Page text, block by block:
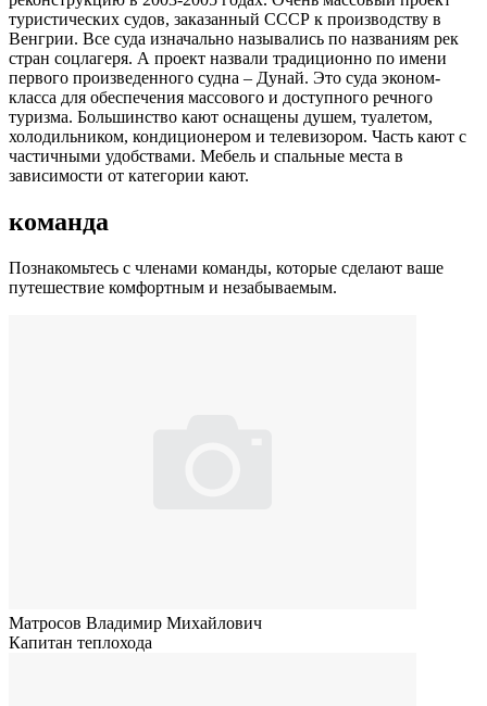
туристических судов, заказанный СССР к производству в
Венгрии. Все суда изначально назывались по названиям рек
стран соцлагеря. А проект назвали традиционно по имени
первого произведенного судна – Дунай. Это суда эконом-
класса для обеспечения массового и доступного речного
туризма. Большинство кают оснащены душем, туалетом,
холодильником, кондиционером и телевизором. Часть кают с
частичными удобствами. Мебель и спальные места в
зависимости от категории кают.
команда
Познакомьтесь с членами команды, которые сделают ваше
путешествие комфортным и незабываемым.
Матросов Владимир Михайлович
Капитан теплохода